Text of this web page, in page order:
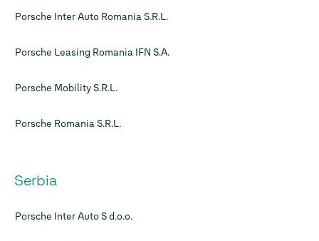
Porsche Inter Auto Romania S.R.L.
Porsche Leasing Romania IFN S.A.
Porsche Mobility S.R.L.
Porsche Romania S.R.L.
Serbia
Porsche Inter Auto S d.o.o.